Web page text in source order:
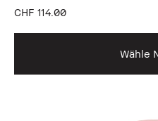
CHF 114.00
Wähle